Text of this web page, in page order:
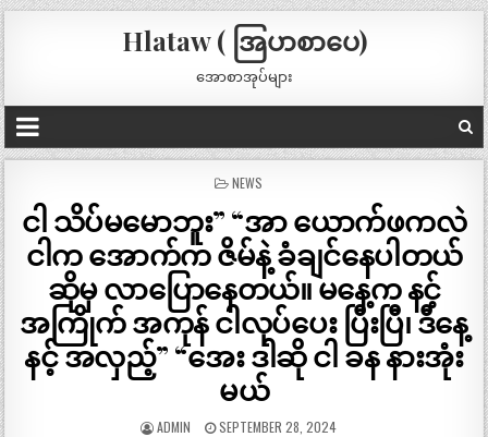
Hlataw ( အြပာစာပေ)
အောစာအုပ်များ
POSTED
NEWS
ငါ သိပ်မမောဘူး” “အာ ယောက်ဖကလဲ
ငါက အောက်က ဇိမ်နဲ့ ခံချင်နေပါတယ်
ဆိုမှ လာပြောနေတယ်။ မနေ့က နင့်
အကြိုက် အကုန် ငါလုပ်ပေး ပြီးပြီ၊ ဒီနေ့
နင့် အလှည့်” “အေး ဒါဆို ငါ ခန နားအုံး
မယ်
ADMIN SEPTEMBER 28, 2024